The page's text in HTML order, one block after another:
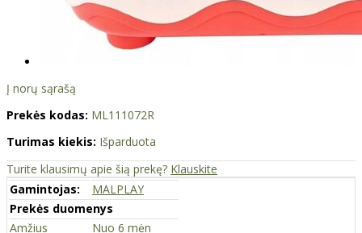
Į norų sąrašą
Prekės kodas: ML111072R
Turimas kiekis: Išparduota
Turite klausimų apie šią prekę? Klauskite
Gamintojas:
MALPLAY
Prekės duomenys
Amžius
Nuo 6 mėn